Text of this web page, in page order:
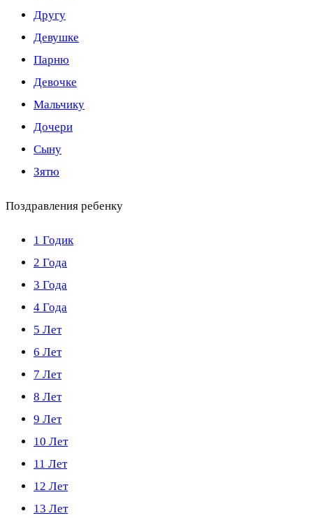
Другу
Девушке
Парню
Девочке
Мальчику
Дочери
Сыну
Зятю
Поздравления ребенку
1 Годик
2 Года
3 Года
4 Года
5 Лет
6 Лет
7 Лет
8 Лет
9 Лет
10 Лет
11 Лет
12 Лет
13 Лет